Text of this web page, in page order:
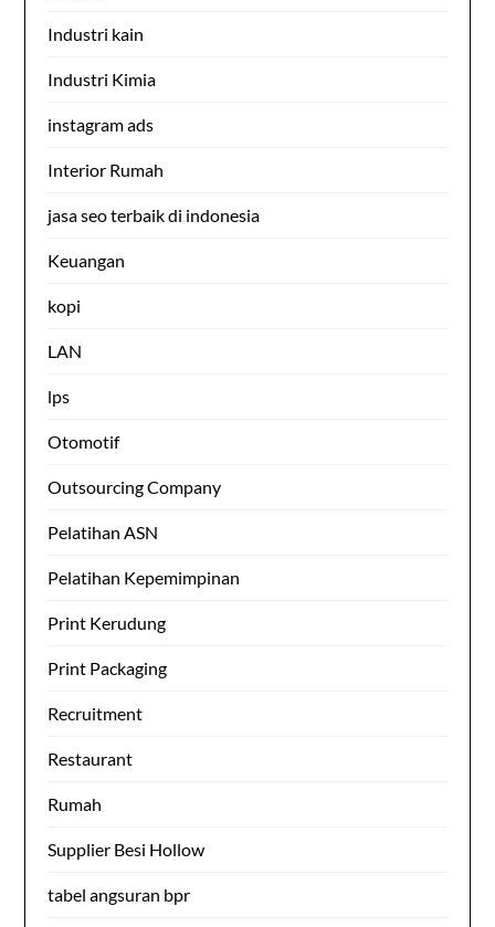
Industri kain
Industri Kimia
instagram ads
Interior Rumah
jasa seo terbaik di indonesia
Keuangan
kopi
LAN
lps
Otomotif
Outsourcing Company
Pelatihan ASN
Pelatihan Kepemimpinan
Print Kerudung
Print Packaging
Recruitment
Restaurant
Rumah
Supplier Besi Hollow
tabel angsuran bpr